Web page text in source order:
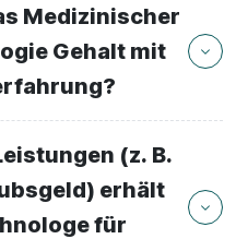
Medizinischer
Gehalt mit
(z. B.
erhält
für